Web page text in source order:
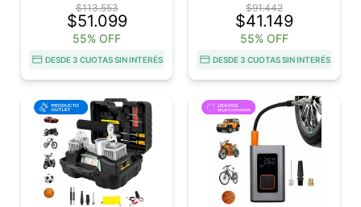
$113.553
$51.099
55% OFF
DESDE 3 CUOTAS SIN INTERÉS
$91.442
$41.149
55% OFF
DESDE 3 CUOTAS SIN INTERÉS